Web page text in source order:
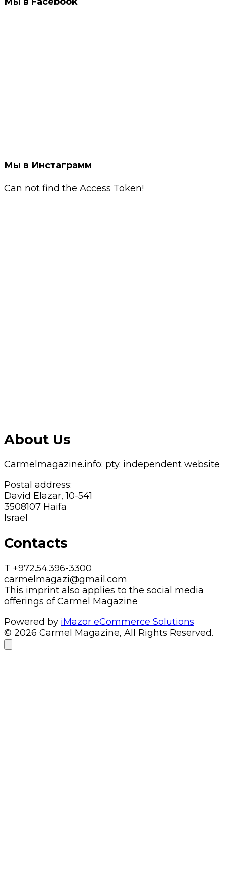
Мы в Инстаграмм
Can not find the Access Token!
About Us
Carmelmagazine.info: pty. independent website
Postal address:
David Elazar, 10-541
3508107 Haifa
Israel
Contacts
T +972.54.396-3300
carmelmagazi@gmail.com
This imprint also applies to the social media
offerings of Carmel Magazine
Powered by iMazor eCommerce Solutions
© 2026 Carmel Magazine, All Rights Reserved.